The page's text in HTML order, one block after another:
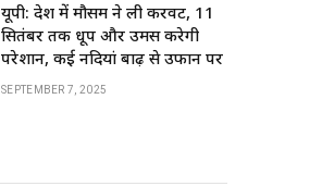
यूपी: प्रदेश में मौसम ने ली करवट, 11
सितंबर तक धूप और उमस करेगी
परेशान, कई नदियां बाढ़ से उफान पर
SEPTEMBER 7, 2025